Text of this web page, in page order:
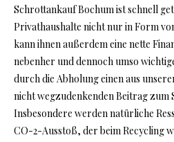
Schrottankauf Bochum ist schnell
Privathaushalte nicht nur in Form
kann ihnen außerdem eine nette
nebenher und dennoch umso
durch die Abholung einen aus
nicht wegzudenkenden Beitrag zum
Insbesondere werden natürliche
CO-2-Ausstoß, der beim Recycling